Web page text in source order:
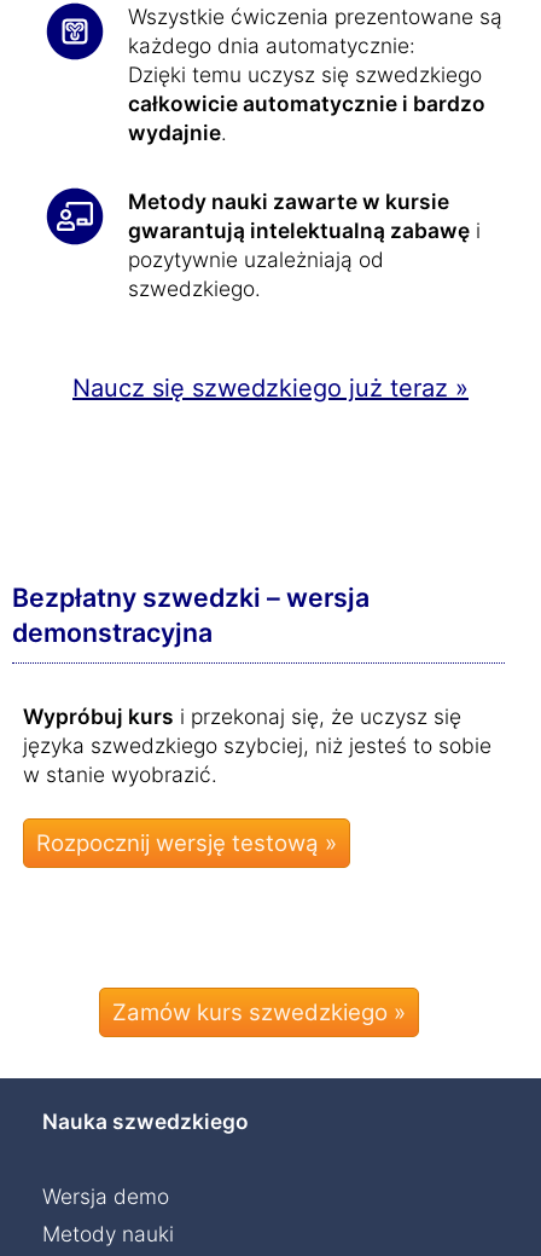
Wszystkie ćwiczenia prezentowane są
każdego dnia automatycznie:
Dzięki temu uczysz się szwedzkiego
całkowicie automatycznie i bardzo
wydajnie.
Metody nauki zawarte w kursie
gwarantują intelektualną zabawę i
pozytywnie uzależniają od
szwedzkiego.
Naucz się szwedzkiego już teraz »
Bezpłatny szwedzki – wersja
demonstracyjna
Wypróbuj kurs i przekonaj się, że uczysz się
języka szwedzkiego szybciej, niż jesteś to sobie
w stanie wyobrazić.
Zamów kurs szwedzkiego »
Nauka szwedzkiego
Wersja demo
Metody nauki